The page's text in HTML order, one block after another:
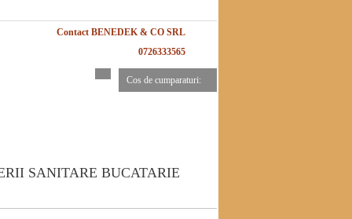
Contact BENEDEK & CO SRL
0726333565
Cos de cumparaturi:
SANITARE BUCATARIE